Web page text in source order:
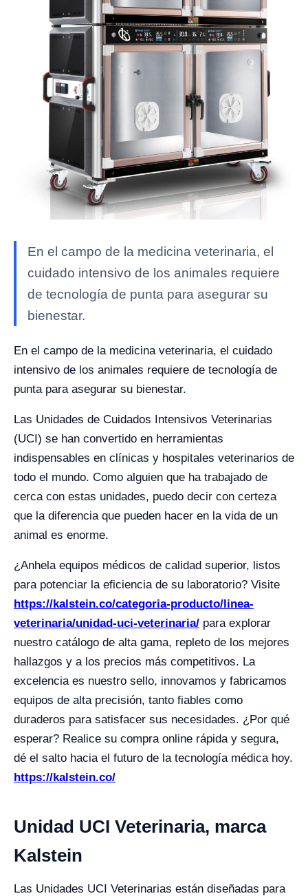
En el campo de la medicina veterinaria, el
cuidado intensivo de los animales requiere
de tecnología de punta para asegurar su
bienestar.
En el campo de la medicina veterinaria, el cuidado
intensivo de los animales requiere de tecnología de
punta para asegurar su bienestar.
Las Unidades de Cuidados Intensivos Veterinarias
(UCI) se han convertido en herramientas
indispensables en clínicas y hospitales veterinarios de
todo el mundo. Como alguien que ha trabajado de
cerca con estas unidades, puedo decir con certeza
que la diferencia que pueden hacer en la vida de un
animal es enorme.
¿Anhela equipos médicos de calidad superior, listos
para potenciar la eficiencia de su laboratorio? Visite
https://kalstein.co/categoria-producto/linea-
veterinaria/unidad-uci-veterinaria/ para explorar
nuestro catálogo de alta gama, repleto de los mejores
hallazgos y a los precios más competitivos. La
excelencia es nuestro sello, innovamos y fabricamos
equipos de alta precisión, tanto fiables como
duraderos para satisfacer sus necesidades. ¿Por qué
esperar? Realice su compra online rápida y segura,
dé el salto hacia el futuro de la tecnología médica hoy.
https://kalstein.co/
Unidad UCI Veterinaria, marca
Kalstein
Las Unidades UCI Veterinarias están diseñadas para